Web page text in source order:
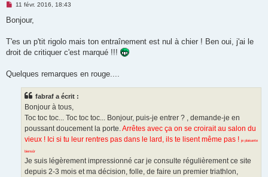
M
s
g
n
l
11 févr. 2016, 18:43
Bonjour,
T'es un p'tit rigolo mais ton entraînement est nul à chier ! Ben oui, j'ai le
droit de critiquer c'est marqué !!!
Quelques remarques en rouge....
fabraf a écrit :
Bonjour à tous,
Toc toc toc... Toc toc toc... Bonjour, puis-je entrer ? , demande-je en
poussant doucement la porte. Arrêtes avec ça on se croirait au salon du
vieux ! Ici si tu leur rentres pas dans le lard, ils te lisent même pas ! je plaisante
biensûr
Je suis légèrement impressionné car je consulte régulièrement ce site
depuis 2-3 mois et ma décision, folle, de faire un premier triathlon,